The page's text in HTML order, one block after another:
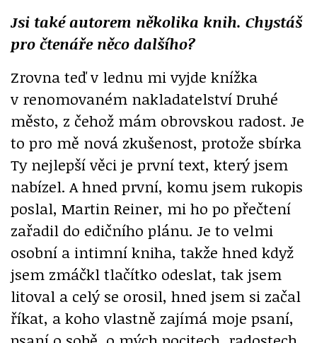
Jsi také autorem několika knih. Chystáš
pro čtenáře něco dalšího?
Zrovna teď v lednu mi vyjde knížka
v renomovaném nakladatelství Druhé
město, z čehož mám obrovskou radost. Je
to pro mě nová zkušenost, protože sbírka
Ty nejlepší věci je první text, který jsem
nabízel. A hned první, komu jsem rukopis
poslal, Martin Reiner, mi ho po přečtení
zařadil do edičního plánu. Je to velmi
osobní a intimní kniha, takže hned když
jsem zmáčkl tlačítko odeslat, tak jsem
litoval a celý se orosil, hned jsem si začal
říkat, a koho vlastně zajímá moje psaní,